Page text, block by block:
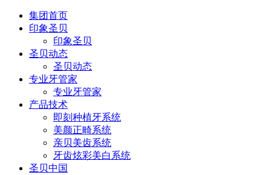
集团首页
印象圣贝
印象圣贝
圣贝动态
圣贝动态
专业牙管家
专业牙管家
产品技术
即刻种植牙系统
美颜正畸系统
亲贝美齿系统
牙齿炫彩美白系统
圣贝中国